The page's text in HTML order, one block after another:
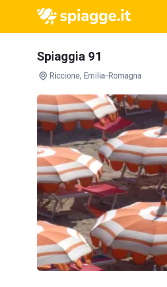
Spiaggia 91
Riccione, Emilia-Romagna